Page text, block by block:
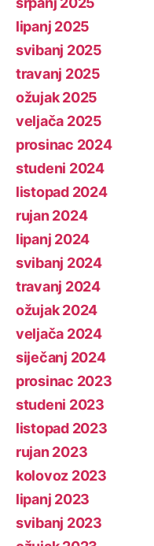
lipanj 2025
svibanj 2025
travanj 2025
ožujak 2025
veljača 2025
prosinac 2024
studeni 2024
listopad 2024
rujan 2024
lipanj 2024
svibanj 2024
travanj 2024
ožujak 2024
veljača 2024
siječanj 2024
prosinac 2023
studeni 2023
listopad 2023
rujan 2023
kolovoz 2023
lipanj 2023
svibanj 2023